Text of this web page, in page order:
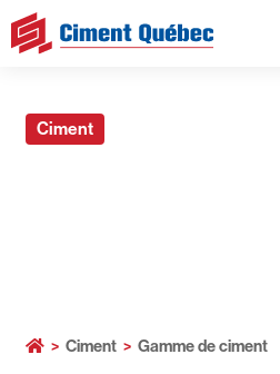
Ciment
>Ciment >Gamme de ciment